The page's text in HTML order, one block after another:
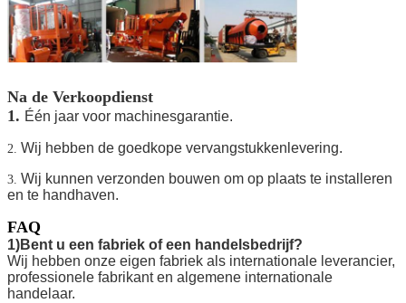
Na de Verkoopdienst
1. Één jaar voor machinesgarantie.
2. Wij hebben de goedkope vervangstukkenlevering.
3. Wij kunnen verzonden bouwen om op plaats te installeren
en te handhaven.
FAQ
1)Bent u een fabriek of een handelsbedrijf?
Wij hebben onze eigen fabriek als internationale leverancier,
professionele fabrikant en algemene internationale
handelaar.